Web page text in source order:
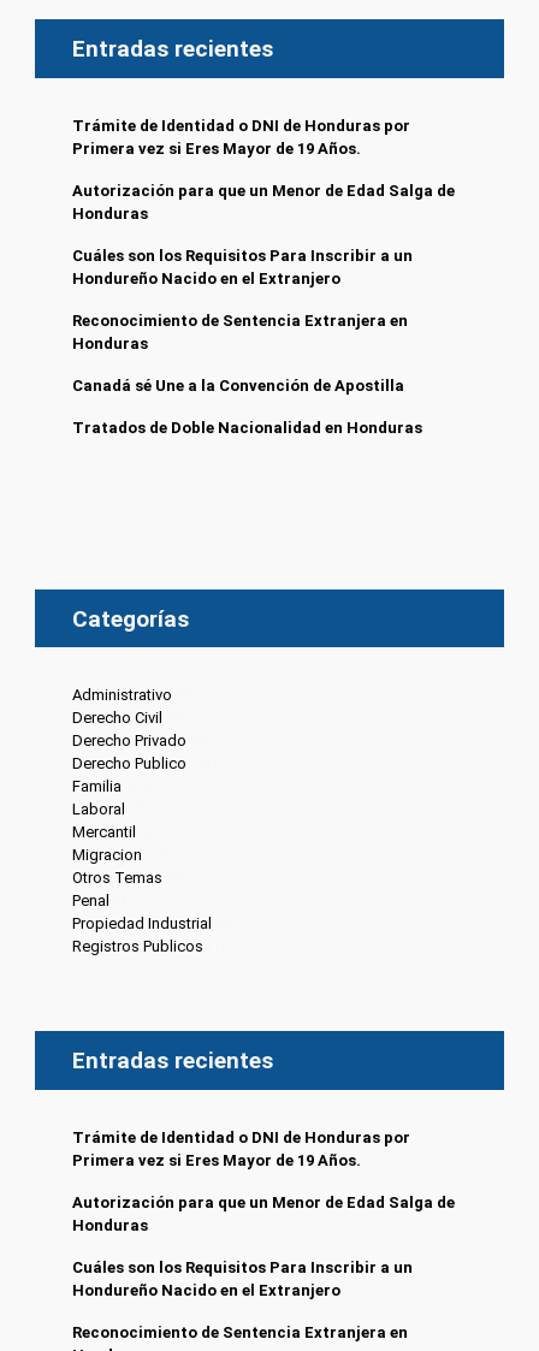
Entradas recientes
Trámite de Identidad o DNI de Honduras por
Primera vez si Eres Mayor de 19 Años.
Autorización para que un Menor de Edad Salga de
Honduras
Cuáles son los Requisitos Para Inscribir a un
Hondureño Nacido en el Extranjero
Reconocimiento de Sentencia Extranjera en
Honduras
Canadá sé Une a la Convención de Apostilla
Tratados de Doble Nacionalidad en Honduras
Categorías
Administrativo
Derecho Civil
Derecho Privado
Derecho Publico
Familia
Laboral
Mercantil
Migracion
Otros Temas
Penal
Propiedad Industrial
Registros Publicos
Entradas recientes
Trámite de Identidad o DNI de Honduras por
Primera vez si Eres Mayor de 19 Años.
Autorización para que un Menor de Edad Salga de
Honduras
Cuáles son los Requisitos Para Inscribir a un
Hondureño Nacido en el Extranjero
Reconocimiento de Sentencia Extranjera en